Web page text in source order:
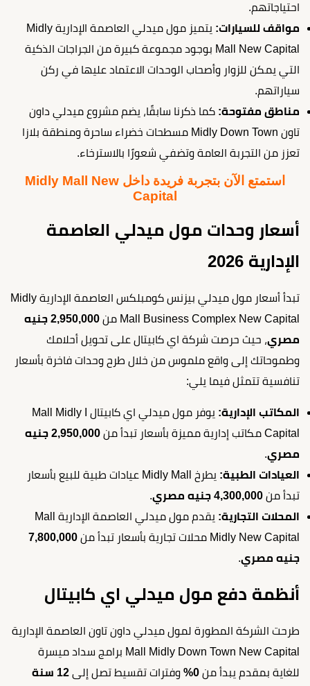
احتياجاتهم.
مواقف للسيارات:
يتميز مول ميدلي العاصمة الإدارية Midly
Mall New Capital بوجود مجموعة كبيرة من الجراجات الذكية
التي يمكن للزوار وأصحاب الوحدات الاعتماد عليها في ركن
سياراتهم.
مناطق مفتوحة: كما ذكرنا سابقًا، يضم مشروع ميدلي داون
تاون Midly Down Town مسطحات خضراء ساحرة ومنطقة بلازا
تعزز من التجربة العامة وتضفي شعورًا بالاسترخاء.
استمتع الآن بتجربة فريدة داخل Midly Mall New
Capital
أسعار وحدات مول ميدلي العاصمة
الإدارية 2026
تبدأ أسعار مول ميدلي بيزنس كومبلكس العاصمة الإدارية Midly
Mall Business Complex New Capital من
2,950,000 جنيه
مصري، حيث حرصت شركة اي كابيتال على تحويل أحلامك
وطموحاتك إلى واقع ملموس من خلال طرح وحدات فاخرة بأسعار
تنافسية تتمثل فيما يلي:
المكاتب الإدارية:
يوفر مول ميدلي اي كابيتال Mall Midly I
Capital مكاتب إدارية مميزة بأسعار تبدأ من
2,950,000 جنيه
مصري.
العيادات الطبية:
يطرخ Midly Mall عيادات طبية للبيع بأسعار
تبدأ من 4,300,000 جنيه مصري
.
المحلات التجارية:
يقدم مول ميدلي العاصمة الإدارية Mall
Midly New Capital محلات تجارية بأسعار تبدأ من
7,800,000
جنيه مصري.
أنظمة دفع مول ميدلي اي كابيتال
طرحت الشركة المطورة لمول ميدلي داون تاون العاصمة الإدارية
Mall Midly Down Town New Capital برامج سداد ميسرة
للغاية بمقدم يبدأ من 0% وفترات تقسيط تصل إلى 12 سنة